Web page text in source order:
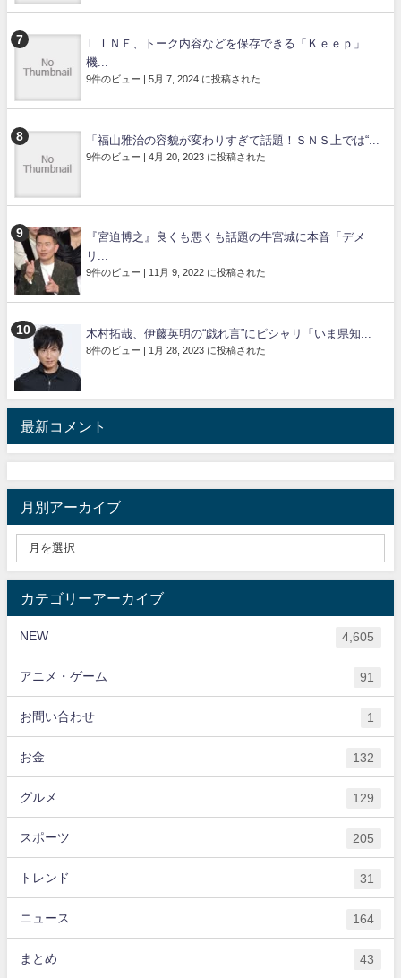
ＬＩＮＥ、トーク内容などを保存できる「Ｋｅｅｐ」
機...
9件のビュー 5月 7, 2024 に投稿された
「福山雅治の容貌が変わりすぎて話題！ＳＮＳ上では“...
9件のビュー 4月 20, 2023 に投稿された
『宮迫博之』良くも悪くも話題の牛宮城に本音「デメ
リ...
9件のビュー 11月 9, 2022 に投稿された
木村拓哉、伊藤英明の“戯れ言”にピシャリ「いま県知...
8件のビュー 1月 28, 2023 に投稿された
最新コメント
月別アーカイブ
カテゴリーアーカイブ
NEW 4,605
アニメ・ゲーム 91
お問い合わせ 1
お金 132
グルメ 129
スポーツ 205
トレンド 31
ニュース 164
まとめ 43